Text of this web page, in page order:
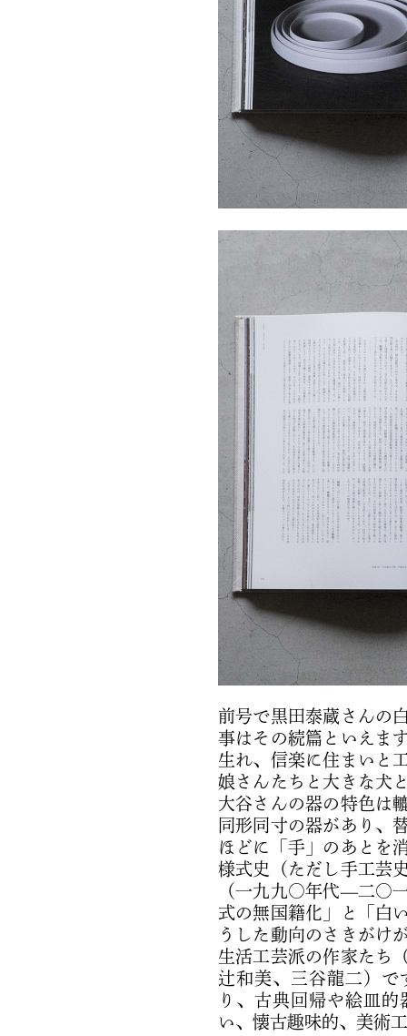
前号で黒田泰蔵さんの
事はその続篇といえま
生れ、信楽に住まいと
娘さんたちと大きな犬
大谷さんの器の特色は
同形同寸の器があり、
ほどに「手」のあとを
様式史（ただし手工芸
（一九九〇年代—二〇
式の無国籍化」と「白
うした動向のさきがけ
生活工芸派の作家たち
辻和美、三谷龍二）
り、古典回帰や絵皿
い、懐古趣味的、美術